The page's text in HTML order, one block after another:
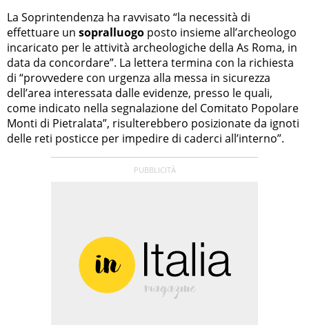
La Soprintendenza ha ravvisato “la necessità di
effettuare un sopralluogo posto insieme all’archeologo
incaricato per le attività archeologiche della As Roma, in
data da concordare”. La lettera termina con la richiesta
di “provvedere con urgenza alla messa in sicurezza
dell’area interessata dalle evidenze, presso le quali,
come indicato nella segnalazione del Comitato Popolare
Monti di Pietralata”, risulterebbero posizionate da ignoti
delle reti posticce per impedire di caderci all’interno”.